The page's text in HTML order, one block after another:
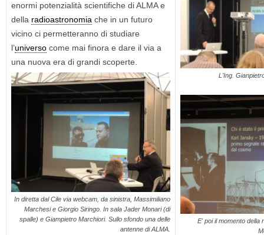
enormi potenzialità scientifiche di ALMA e
della radioastronomia che in un futuro
vicino ci permetteranno di studiare
l’universo come mai finora e dare il via a
una nuova era di grandi scoperte.
In diretta dal Cile via webcam, da sinistra, Massimiliano
Marchesi e Giorgio Siringo. In sala Jader Monari (di
spalle) e Giampietro Marchiori. Sullo sfondo una delle
antenne di ALMA.
L'Ing.
E' poi il momento della